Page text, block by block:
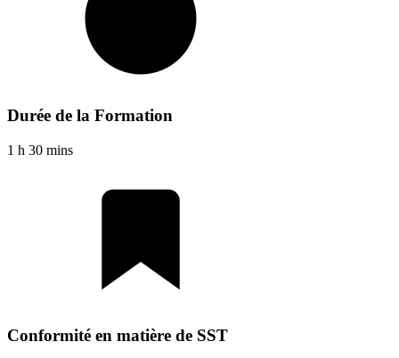
Durée de la Formation
1 h 30 mins
Conformité en matière de SST